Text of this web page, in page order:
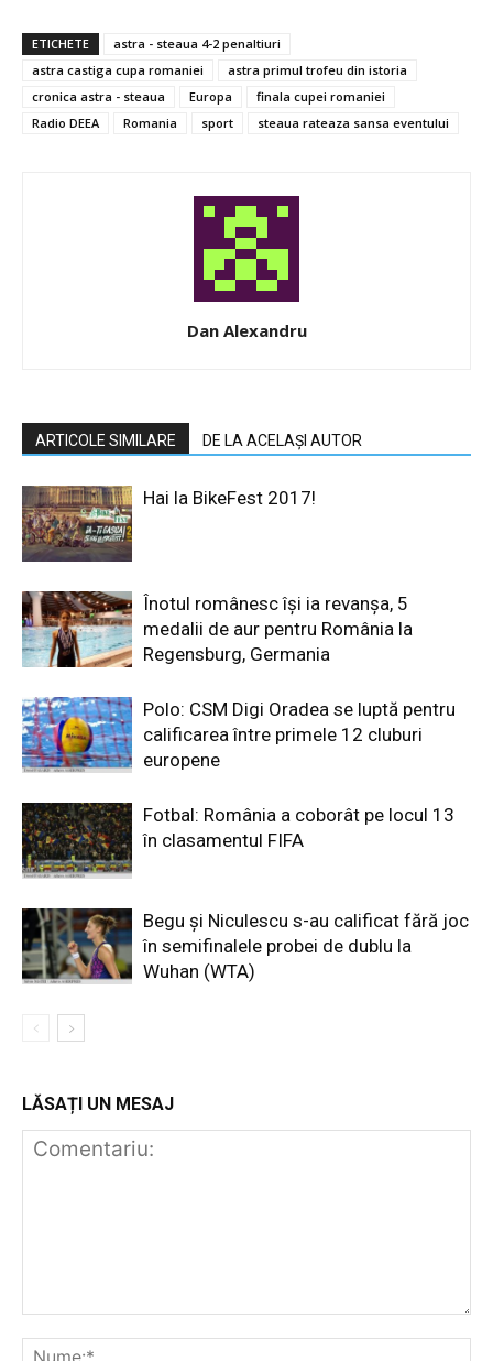
ETICHETE
astra - steaua 4-2 penaltiuri
astra castiga cupa romaniei
astra primul trofeu din istoria
cronica astra - steaua
Europa
finala cupei romaniei
Radio DEEA
Romania sport steaua rateaza sansa eventului
Dan Alexandru
ARTICOLE SIMILARE DE LA ACELAȘI AUTOR
Hai la BikeFest 2017!
Înotul românesc își ia revanșa, 5
medalii de aur pentru România la
Regensburg, Germania
Polo: CSM Digi Oradea se luptă pentru
calificarea între primele 12 cluburi
europene
Fotbal: România a coborât pe locul 13
în clasamentul FIFA
Begu și Niculescu s-au calificat fără joc
în semifinalele probei de dublu la
Wuhan (WTA)
LĂSAȚI UN MESAJ